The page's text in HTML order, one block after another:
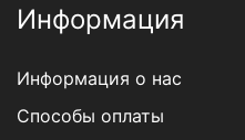
Информация
Информация о нас
Способы оплаты